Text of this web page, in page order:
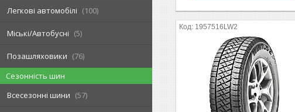
Легкові автомобілі 100
Міські/Автобусні 5
Позашляховики
76
Сезонність шин
Всесезонні шини
57
1957516LW2